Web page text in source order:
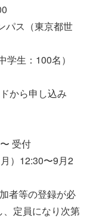
ス（東京都世
生：100名）
から申し込み
受付
）12:30〜9月2
者等の登録が必
定員になり次第